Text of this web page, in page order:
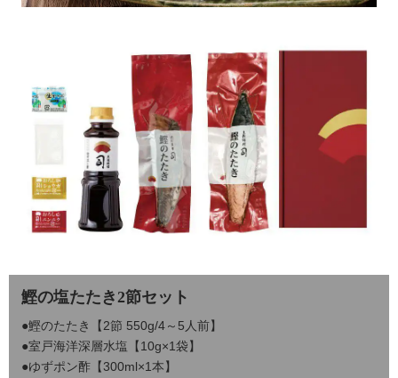
鰹の塩たたき2節セット
●鰹のたたき【2節 550g/4～5人前】
●室戸海洋深層水塩【10g×1袋】
●ゆずポン酢【300ml×1本】